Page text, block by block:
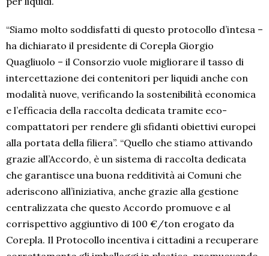
“Siamo molto soddisfatti di questo protocollo d’intesa –
ha dichiarato il presidente di Corepla Giorgio
Quagliuolo – il Consorzio vuole migliorare il tasso di
intercettazione dei contenitori per liquidi anche con
modalità nuove, verificando la sostenibilità economica
e l’efficacia della raccolta dedicata tramite eco-
compattatori per rendere gli sfidanti obiettivi europei
alla portata della filiera”. “Quello che stiamo attivando
grazie all’Accordo, è un sistema di raccolta dedicata
che garantisce una buona redditività ai Comuni che
aderiscono all’iniziativa, anche grazie alla gestione
centralizzata che questo Accordo promuove e al
corrispettivo aggiuntivo di 100 €/ton erogato da
Corepla. Il Protocollo incentiva i cittadini a recuperare